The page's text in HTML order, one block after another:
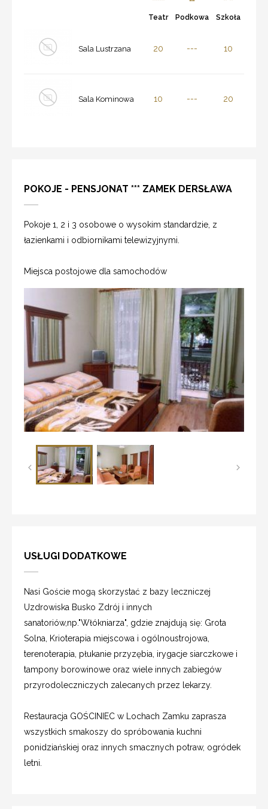
Teatr Podkowa Szkoła
Sala Lustrzana 20 --- 10
Sala Kominowa 10 --- 20
POKOJE - PENSJONAT *** ZAMEK DERSŁAWA
Pokoje 1, 2 i 3 osobowe o wysokim standardzie, z
łazienkami i odbiornikami telewizyjnymi.
Miejsca postojowe dla samochodów
USŁUGI DODATKOWE
Nasi Goście mogą skorzystać z bazy leczniczej
Uzdrowiska Busko Zdrój i innych
sanatoriów,np."Włókniarza", gdzie znajdują się: Grota
Solna, Krioterapia miejscowa i ogólnoustrojowa,
terenoterapia, płukanie przyzębia, irygacje siarczkowe i
tampony borowinowe oraz wiele innych zabiegów
przyrodoleczniczych zalecanych przez lekarzy.
Restauracja GOŚCINIEC w Lochach Zamku zaprasza
wszystkich smakoszy do spróbowania kuchni
ponidziańskiej oraz innych smacznych potraw, ogródek
letni.